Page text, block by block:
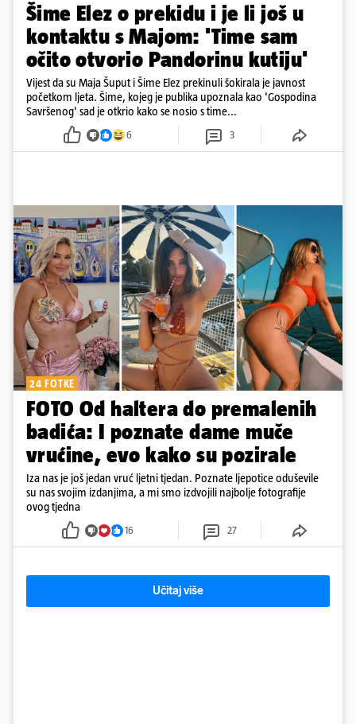
Šime Elez o prekidu i je li još u
kontaktu s Majom: 'Time sam
očito otvorio Pandorinu kutiju'
Vijest da su Maja Šuput i Šime Elez prekinuli šokirala je javnost
početkom ljeta. Šime, kojeg je publika upoznala kao 'Gospodina
Savršenog' sad je otkrio kako se nosio s time...
6 3
24 FOTKE
FOTO Od haltera do premalenih
badića: I poznate dame muče
vrućine, evo kako su pozirale
Iza nas je još jedan vruć ljetni tjedan. Poznate ljepotice oduševile
su nas svojim izdanjima, a mi smo izdvojili najbolje fotografije
ovog tjedna
16 27
Učitaj više